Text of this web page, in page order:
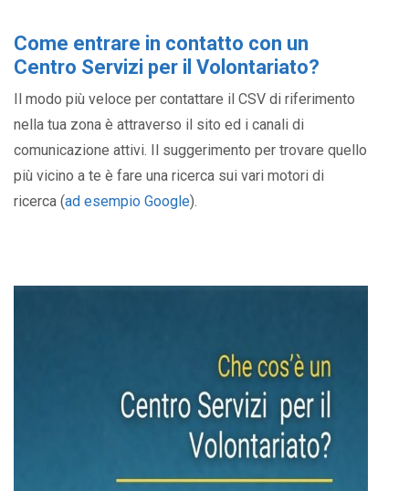
Come entrare in contatto con un
Centro Servizi per il Volontariato?
Il modo più veloce per contattare il CSV di riferimento
nella tua zona è attraverso il sito ed i canali di
comunicazione attivi. Il suggerimento per trovare quello
più vicino a te è fare una ricerca sui vari motori di
ricerca (ad esempio Google).